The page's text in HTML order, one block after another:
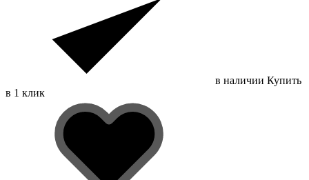
в наличии Купить
в 1 клик